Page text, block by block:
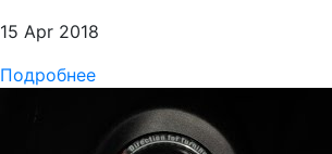
15 Apr 2018
Подробнее